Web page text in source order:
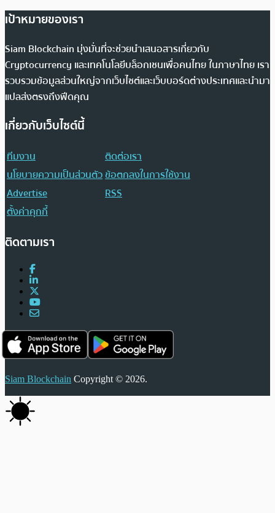
เป้าหมายของเรา
Siam Blockchain มุ่งมั่นที่จะช่วยนำเสนอสารเกี่ยวกับ
Cryptocurrency และเทคโนโลยีบล็อกเชนเพื่อคนไทย ในภาษาไทย เรา
รวบรวมข้อมูลส่วนใหญ่จากเว็บไซต์และเว็บบอร์ดต่างประเทศและนำมา
แปลส่งตรงถึงฟีดคุณ
เกี่ยวกับเว็บไซต์นี้
ทีมงาน
ติดต่อเรา
นโยบายความเป็นส่วนตัวข้อตกลงในการใช้งาน
Advertise
RSS
ตั้งค่าคุกกี้
ติดตามเรา
Siam Blockchain Copyright © 2026.